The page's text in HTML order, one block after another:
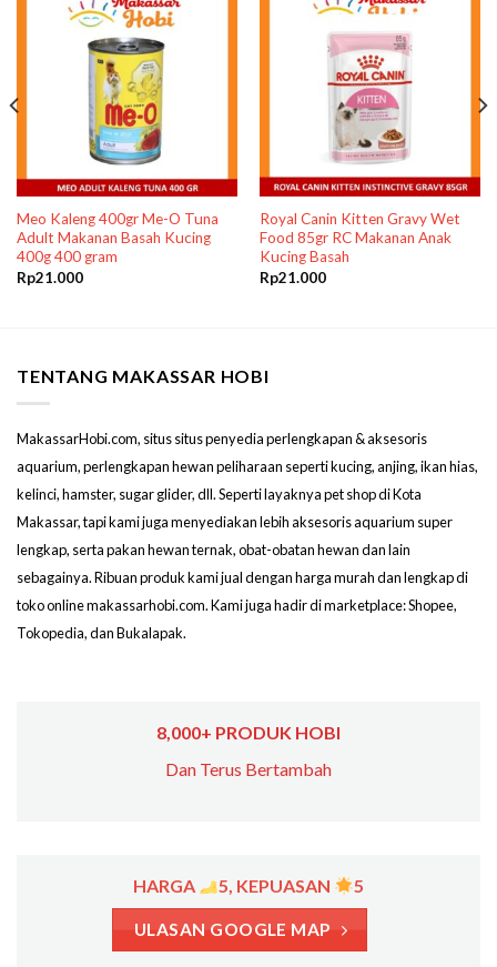
Meo Kaleng 400gr Me-O Tuna
Adult Makanan Basah Kucing
400g 400 gram
Rp21.000
Royal Canin Kitten Gravy Wet
Food 85gr RC Makanan Anak
Kucing Basah
Rp21.000
TENTANG MAKASSAR HOBI
MakassarHobi.com, situs situs penyedia perlengkapan & aksesoris
aquarium, perlengkapan hewan peliharaan seperti kucing, anjing, ikan hias,
kelinci, hamster, sugar glider, dll. Seperti layaknya pet shop di Kota
Makassar, tapi kami juga menyediakan lebih aksesoris aquarium super
lengkap, serta pakan hewan ternak, obat-obatan hewan dan lain
sebagainya. Ribuan produk kami jual dengan harga murah dan lengkap di
toko online makassarhobi.com. Kami juga hadir di marketplace: Shopee,
Tokopedia, dan Bukalapak.
8,000+ PRODUK HOBI
Dan Terus Bertambah
HARGA 5, KEPUASAN 5
ULASAN GOOGLE MAP